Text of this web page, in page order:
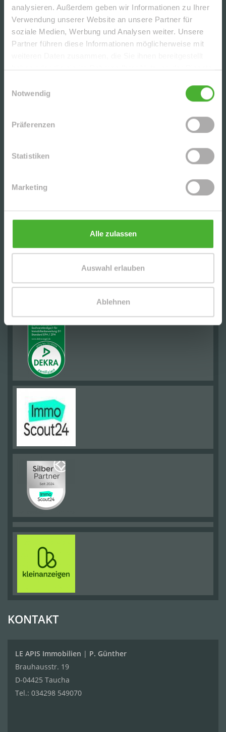
analysieren. Außerdem geben wir Informationen zu Ihrer
Verwendung unserer Website an unsere Partner für
soziale Medien, Werbung und Analysen weiter. Unsere
Partner führen diese Informationen möglicherweise mit
haben oder die sie im Rahmen Ihrer Nutzung der Dienste
Notwendig
Präferenzen
Statistiken
Marketing
Alle zulassen
Auswahl erlauben
Ablehnen
+++GEMÜTLICHE, HELLE 2-RWG MIT BALKON u.
TG-STELLPL. IM BELIEBTEN WURZEN+++
IN BELIEBTER LAGE V. LPZ.-LAUSEN - NAHE D.
SCHICKE, UNVERMIETETE 3-RWG MIT PARKETT
U. EBK (WG-GEEIGNET) IN DER BELIEBTEN
KONTAKT
LE APIS Immobilien | P. Günther
Brauhausstr. 19
D-04425 Taucha
Tel.: 034298 549070